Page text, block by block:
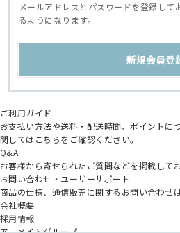
メールアドレスとパスワードを登録して
るようになります。
ご利用ガイド
お支払い方法や送料・配送時間、ポイントに
関してはこちらをご確認ください。
Q&A
お客様から寄せられたご質問などを掲載してお
お問い合わせ・ユーザーサポート
商品の仕様、通信販売に関するお問い合わせ
会社概要
採用情報